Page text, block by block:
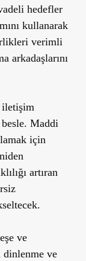
hedefler
kullanarak
verimli
arkadaşlarını
iletişim
besle. Maddi
için
artıran
ve
ve